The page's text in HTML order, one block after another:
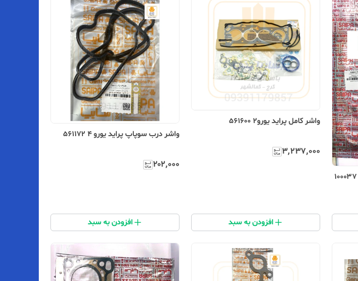
واشر کامل پراید یورو2 561600
۳٬۲۳۷٬۰۰۰
افزودن به سبد
واشر درب سوپاپ پراید یورو 4 561172
۲۰۲٬۰۰۰
افزودن به سبد